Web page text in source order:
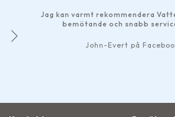
Jag kan varmt rekommendera
bemötande och snabb
John-Evert på